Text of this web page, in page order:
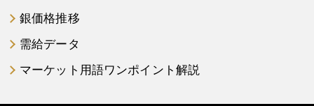
銀価格推移
需給データ
マーケット用語ワンポイント解説